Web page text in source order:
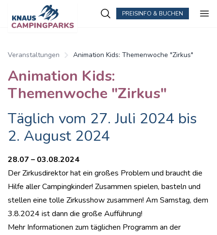
PREISINFO & BUCHEN
Veranstaltungen Animation Kids: Themenwoche "Zirkus"
Animation Kids:
Themenwoche "Zirkus"
Täglich vom 27. Juli 2024 bis
2. August 2024
28.07 – 03.08.2024
Der Zirkusdirektor hat ein großes Problem und braucht die
Hilfe aller Campingkinder! Zusammen spielen, basteln und
stellen eine tolle Zirkusshow zusammen! Am Samstag, dem
3.8.2024 ist dann die große Aufführung!
Mehr Informationen zum täglichen Programm an der